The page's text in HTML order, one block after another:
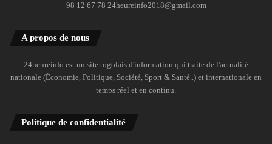
98 12 67 78 24heureinfo2018@gmail.com
A propos de nous
24heureinfo est un site togolais d'information qui traite de l'actualité
nationale (Économie, Politique, Société, Sport & Santé..) et internationale en
temps réel et en continu.
Politique de confidentialité